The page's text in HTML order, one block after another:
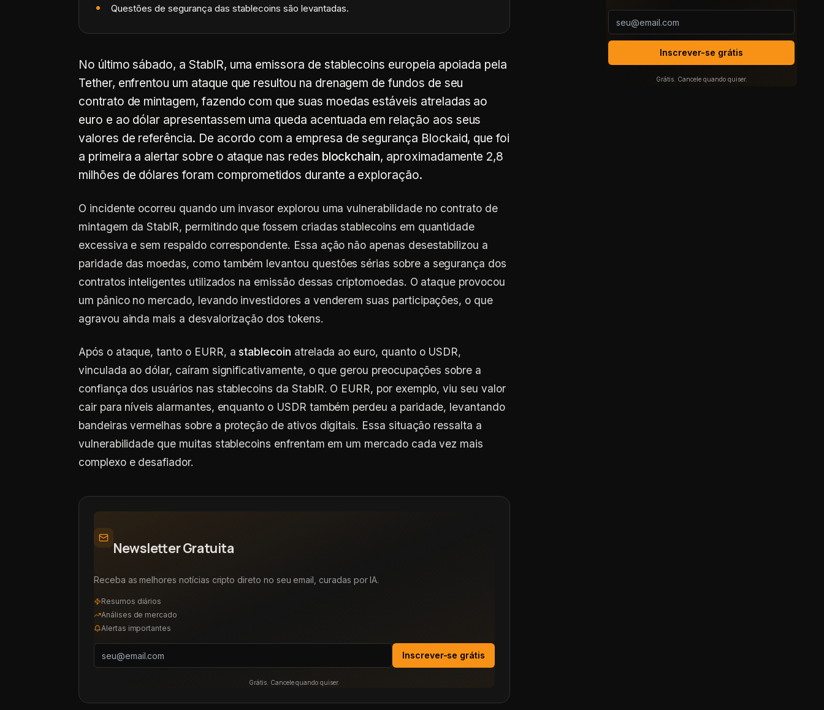
Questões de segurança das stablecoins são levantadas.
No último sábado, a StablR, uma emissora de stablecoins europeia apoiada pela
Tether, enfrentou um ataque que resultou na drenagem de fundos de seu
contrato de mintagem, fazendo com que suas moedas estáveis atreladas ao
euro e ao dólar apresentassem uma queda acentuada em relação aos seus
valores de referência. De acordo com a empresa de segurança Blockaid, que foi
a primeira a alertar sobre o ataque nas redes blockchain, aproximadamente 2,8
milhões de dólares foram comprometidos durante a exploração.
O incidente ocorreu quando um invasor explorou uma vulnerabilidade no contrato de
mintagem da StablR, permitindo que fossem criadas stablecoins em quantidade
excessiva e sem respaldo correspondente. Essa ação não apenas desestabilizou a
paridade das moedas, como também levantou questões sérias sobre a segurança dos
contratos inteligentes utilizados na emissão dessas criptomoedas. O ataque provocou
um pânico no mercado, levando investidores a venderem suas participações, o que
agravou ainda mais a desvalorização dos tokens.
Após o ataque, tanto o EURR, astablecoin atrelada ao euro, quanto o USDR,
vinculada ao dólar, caíram significativamente, o que gerou preocupações sobre a
confiança dos usuários nas stablecoins da StablR. O EURR, por exemplo, viu seu valor
cair para níveis alarmantes, enquanto o USDR também perdeu a paridade, levantando
bandeiras vermelhas sobre a proteção de ativos digitais. Essa situação ressalta a
vulnerabilidade que muitas stablecoins enfrentam em um mercado cada vez mais
complexo e desafiador.
Newsletter Gratuita
Receba as melhores notícias cripto direto no seu email, curadas por IA.
Resumos diários
Análises de mercado
Alertas importantes
Inscrever-se grátis
Grátis. Cancele quando quiser.
Inscrever-se grátis
Grátis. Cancele quando quiser.